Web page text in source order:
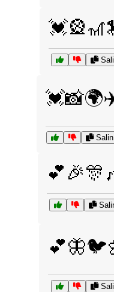
Salin